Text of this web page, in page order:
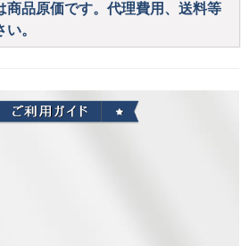
商品原価です。代理費用、送料等
。